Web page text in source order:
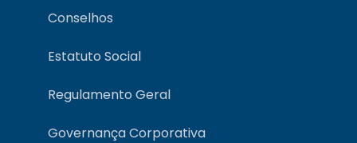
Conselhos
Estatuto Social
Regulamento Geral
Governança Corporativa